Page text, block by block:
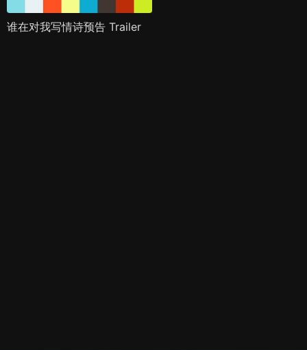
谁在对我写情诗预告 Trailer